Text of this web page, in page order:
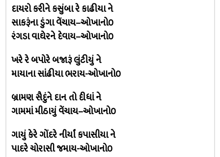
દાયરો કરીને કસુંબા રે કાઢીયા ને
સાકરૂંના ડુંગા વેંચાય–ઓખાનો૦
રંગડા વાઘેરને દેવાય–ઓખાનો૦
ખરે રે બપોરે બજારૂં લુંટીયું ને
માયાના સાંઢીયા ભરાય-ઓખાનો૦
બ્રામણ સૈદુંને દાન તો દીધાં ને
ગામમાં મીઠાયું વેંચાય–ઓખાનો૦
ગાયું કેરે ગોંદરે નીર્યાં કપાસીયા ને
પાદરે ચોરાસી જમાય-ઓખાનો૦